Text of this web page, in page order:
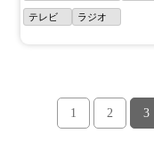
テレビ ラジオ
1 2 3